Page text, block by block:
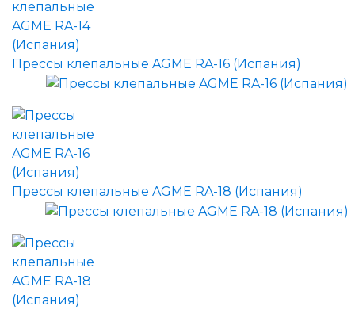
Прессы клепальные AGME RA-16 (Испания)
Прессы клепальные AGME RA-18 (Испания)